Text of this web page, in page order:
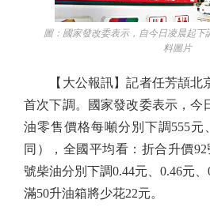
圖：國家發改委表示，自今日凌晨起下
料圖片
【大公報訊】記者任芳頡北
首次下調。國家發改委表示，今
油零售價格每噸分別下調555元
同），全國平均看：折合升價
號柴油分別下調0.44元、0.46元
滿50升油箱將少花22元。